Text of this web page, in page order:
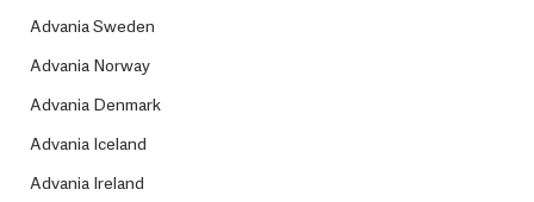
Advania Sweden
Advania Norway
Advania Denmark
Advania Iceland
Advania Ireland